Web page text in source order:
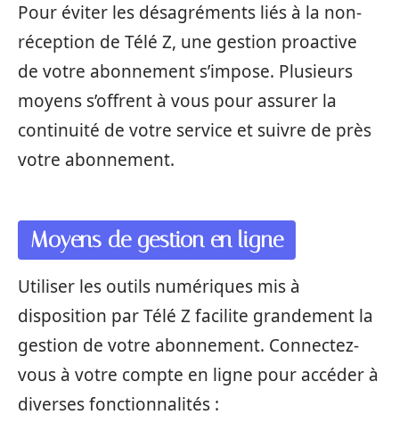
Pour éviter les désagréments liés à la non-
réception de Télé Z, une gestion proactive
de votre abonnement s’impose. Plusieurs
moyens s’offrent à vous pour assurer la
continuité de votre service et suivre de près
votre abonnement.
Moyens de gestion en ligne
Utiliser les outils numériques mis à
disposition par Télé Z facilite grandement la
gestion de votre abonnement. Connectez-
vous à votre compte en ligne pour accéder à
diverses fonctionnalités :